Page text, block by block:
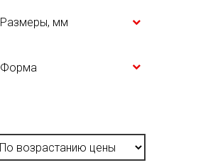
Размеры, мм
Форма